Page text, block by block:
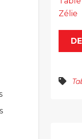
Zélie